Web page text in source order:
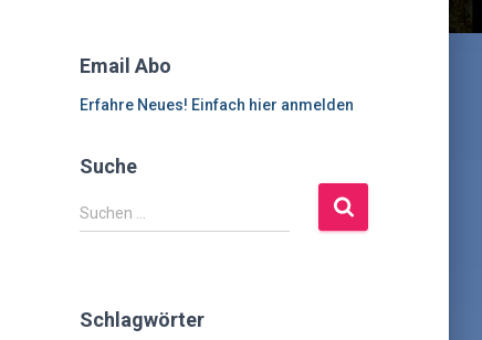
Email Abo
Erfahre Neues! Einfach hier anmelden
Suche
S
u
n
Suchen …
Schlagwörter